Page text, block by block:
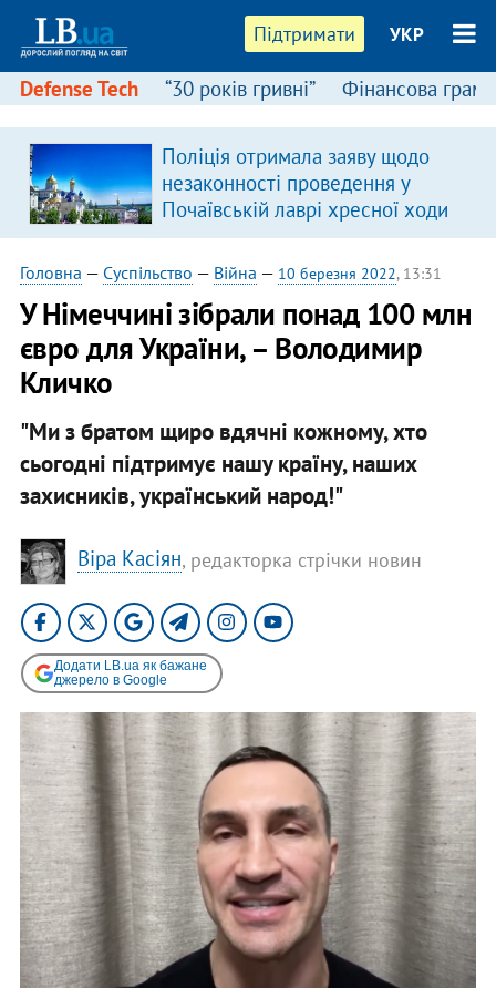
Підтримати УКР
Defense Tech “30 років гривні” Фінансова
Поліція отримала заяву щодо
незаконності проведення у
Почаївській лаврі хресної ходи
Головна — Суспільство — Війна — 10 березня 2022, 13:31
У Німеччині зібрали понад 100 млн
євро для України, – Володимир
Кличко
"Ми з братом щиро вдячні кожному, хто
сьогодні підтримує нашу країну, наших
захисників, український народ!"
Віра Касіян, редакторка стрічки новин
Додати LB.ua як бажане
джерело в Google